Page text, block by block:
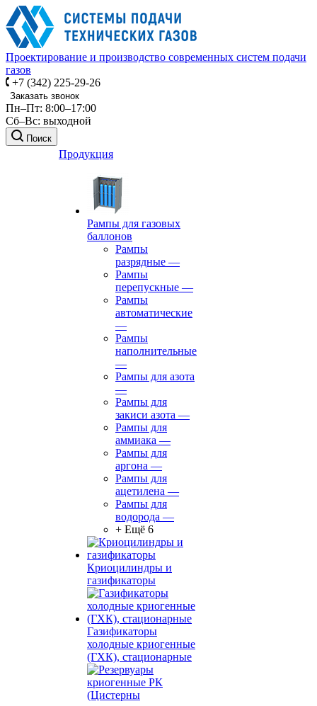
Проектирование и производство современных систем подачи
газов
+7 (342) 225-29-26
Заказать звонок
Пн–Пт: 8:00–17:00
Сб–Вс: выходной
Поиск
Продукция
Рампы для газовых
баллонов
Рампы
разрядные —
Рампы
перепускные —
Рампы
автоматические
—
Рампы
наполнительные
—
Рампы для азота
—
Рампы для
закиси азота —
Рампы для
аммиака —
Рампы для
аргона —
Рампы для
ацетилена —
Рампы для
водорода —
+ Ещё 6
Криоцилиндры и
газификаторы
Газификаторы
холодные криогенные
(ГХК), стационарные